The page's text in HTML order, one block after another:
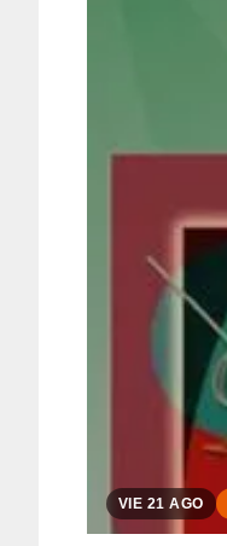
VIE 21 AGO